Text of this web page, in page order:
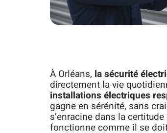
À Orléans, la sécurité
directement la vie
installations électriques
gagne en sérénité, sans
s’enracine dans la
fonctionne comme il se